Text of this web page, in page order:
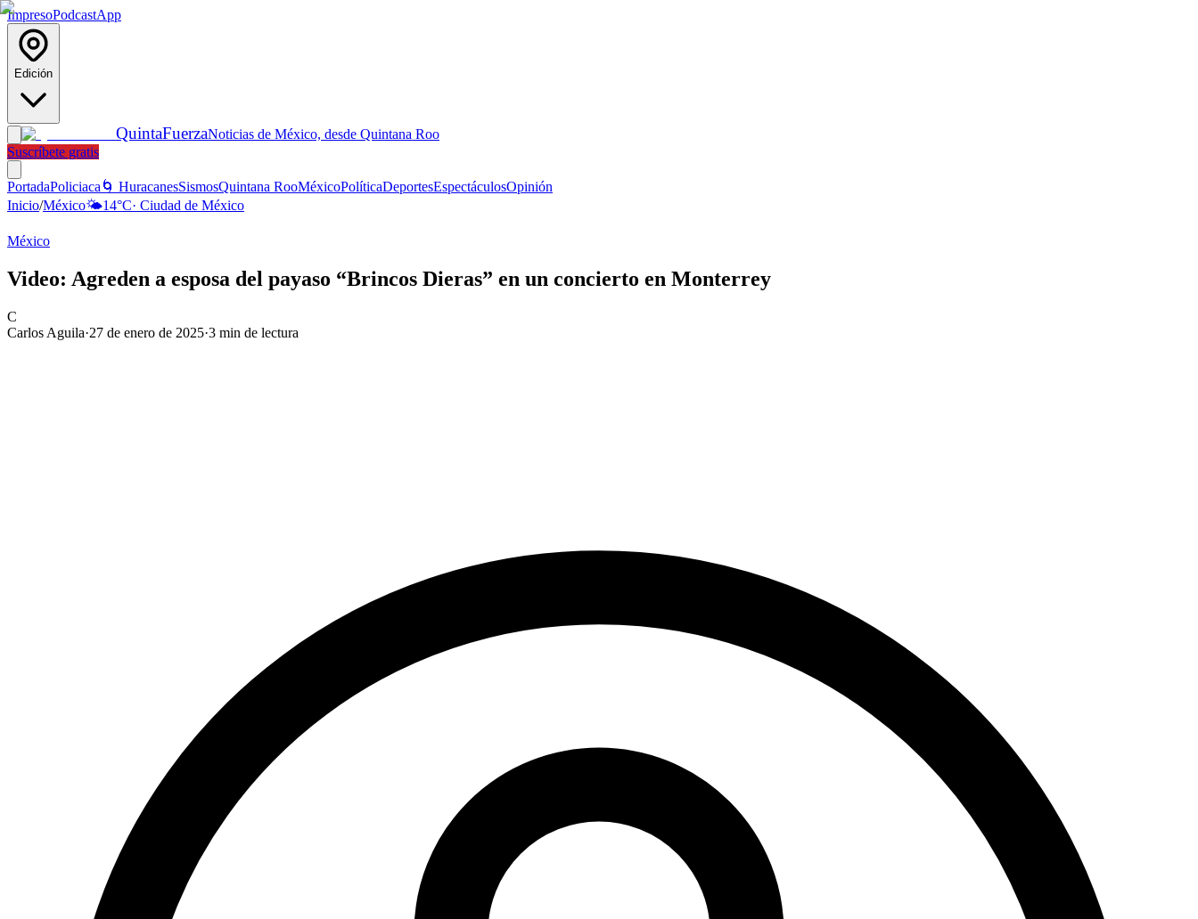
ImpresoPodcastApp
Edición
QuintaFuerzaNoticias de México, desde Quintana Roo
Suscríbete gratis
PortadaPoliciaca 🌀 HuracanesSismosQuintana RooMéxicoPolíticaDeportesEspectáculosOpinión
Inicio/México🌤️14°C· Ciudad de México
México
Video: Agreden a esposa del payaso “Brincos Dieras” en un concierto en Monterrey
C
Carlos Aguila·27 de enero de 2025·3 min de lectura